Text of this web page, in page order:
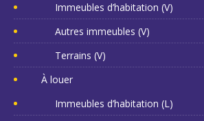
Immeubles d’habitation (V)
Autres immeubles (V)
Terrains (V)
À louer
Immeubles d’habitation (L)